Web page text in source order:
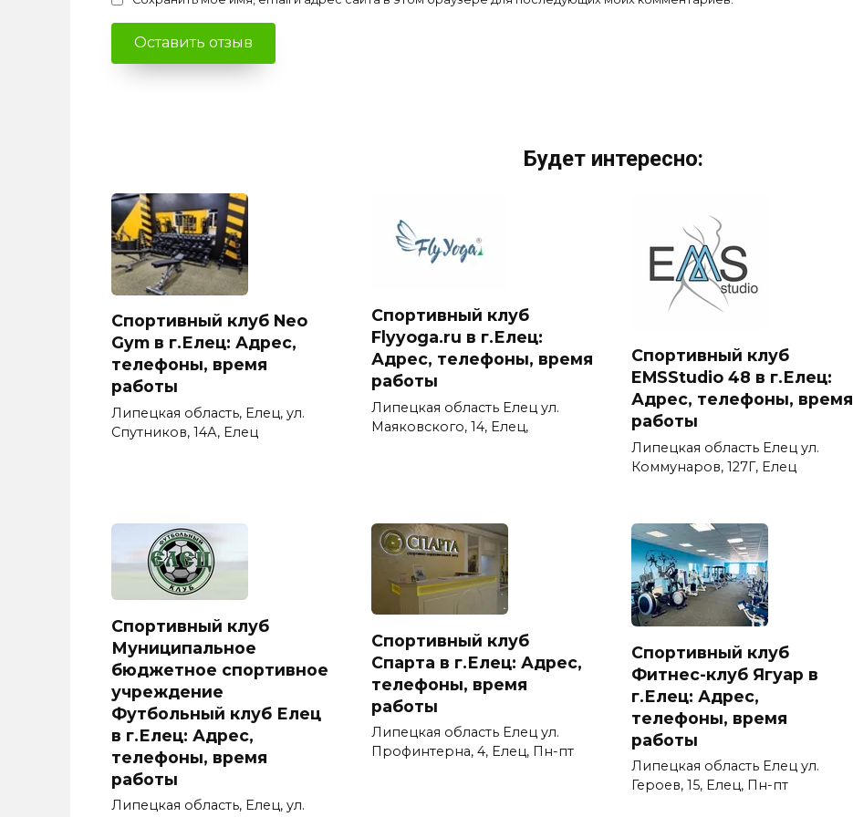
Будет интересно:
Спортивный клуб Neo
Gym в г.Елец: Адрес,
телефоны, время
работы
Липецкая область, Елец, ул.
Спутников, 14А, Елец
Спортивный клуб
Flyyoga.ru в г.Елец:
Адрес, телефоны, время
работы
Липецкая область Елец ул.
Маяковского, 14, Елец,
Спортивный клуб
EMSStudio 48 в г.Елец:
Адрес, телефоны, время
работы
Липецкая область Елец ул.
Коммунаров, 127Г, Елец
Спортивный клуб
Муниципальное
бюджетное спортивное
учреждение
Футбольный клуб Елец
в г.Елец: Адрес,
телефоны, время
работы
Липецкая область, Елец, ул.
Спортивный клуб
Спарта в г.Елец: Адрес,
телефоны, время
работы
Липецкая область Елец ул.
Профинтерна, 4, Елец, Пн-пт
Спортивный клуб
Фитнес-клуб Ягуар в
г.Елец: Адрес,
телефоны, время
работы
Липецкая область Елец ул.
Героев, 15, Елец, Пн-пт